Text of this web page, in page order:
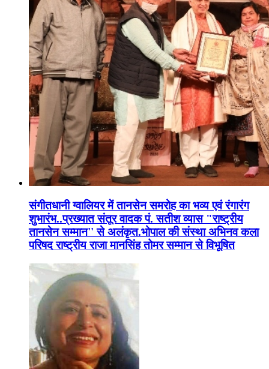
संगीतधानी ग्वालियर में तानसेन समरोह का भव्य एवं रंगारंग
शुभारंभ..प्रख्यात संतूर वादक पं. सतीश व्यास "राष्ट्रीय
तानसेन सम्मान'' से अलंकृत.भोपाल की संस्था अभिनव कला
परिषद राष्ट्रीय राजा मानसिंह तोमर सम्मान से विभूषित